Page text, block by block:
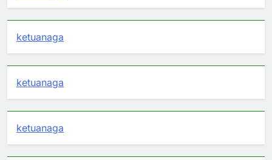
ketuanaga
ketuanaga
ketuanaga